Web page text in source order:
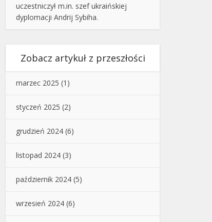
uczestniczył m.in. szef ukraińskiej
dyplomacji Andrij Sybiha.
Zobacz artykuł z przeszłości
marzec 2025 (1)
styczeń 2025 (2)
grudzień 2024 (6)
listopad 2024 (3)
październik 2024 (5)
wrzesień 2024 (6)